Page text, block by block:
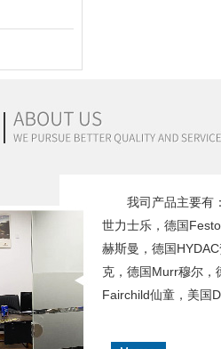
我司产品主要有
世力士乐，德国
赫斯曼，德国
克，德国Murr穆尔，
Fairchild仙童，美国